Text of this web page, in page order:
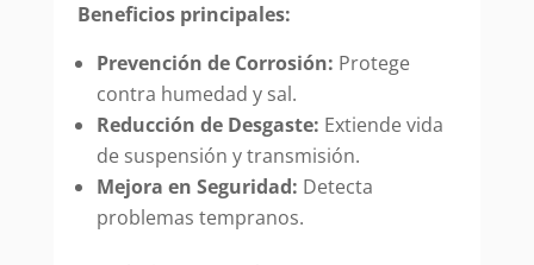
Beneficios principales:
Prevención de Corrosión: Protege
contra humedad y sal.
Reducción de Desgaste: Extiende vida
de suspensión y transmisión.
Mejora en Seguridad: Detecta
problemas tempranos.